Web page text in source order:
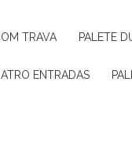
TRAVA PALETE
ENTRADAS